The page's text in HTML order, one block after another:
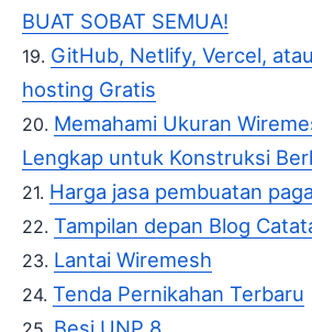
BUAT SOBAT SEMUA!
GitHub, Netlify, Vercel,
hosting Gratis
Memahami Ukuran
Lengkap untuk Konstruksi
Harga jasa pembuatan
Tampilan depan Blog
Lantai Wiremesh
Tenda Pernikahan Terbaru